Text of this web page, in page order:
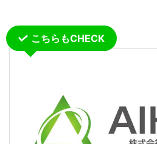
こちらもCHECK